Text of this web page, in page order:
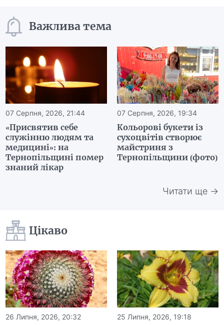
Важлива тема
07 Серпня, 2026, 21:44
«Присвятив себе
служінню людям та
медицині»: на
Тернопільщині помер
знаний лікар
07 Серпня, 2026, 19:34
Кольорові букети із
сухоцвітів створює
майстриня з
Тернопільщини (фото)
Читати ще →
Цікаво
26 Липня, 2026, 20:32 25 Липня, 2026, 19:18